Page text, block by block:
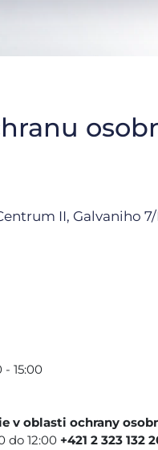
II, Galvaniho
15:00
v oblasti ochrany
do 12:00 +421 2 323 132